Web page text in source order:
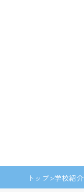
トップ 学校紹介